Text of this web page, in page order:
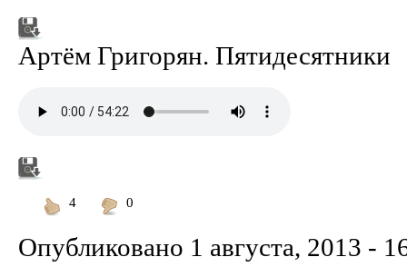
Артём Григорян. Пятидесятники
4
0
Опубликовано 1 августа, 2013 -